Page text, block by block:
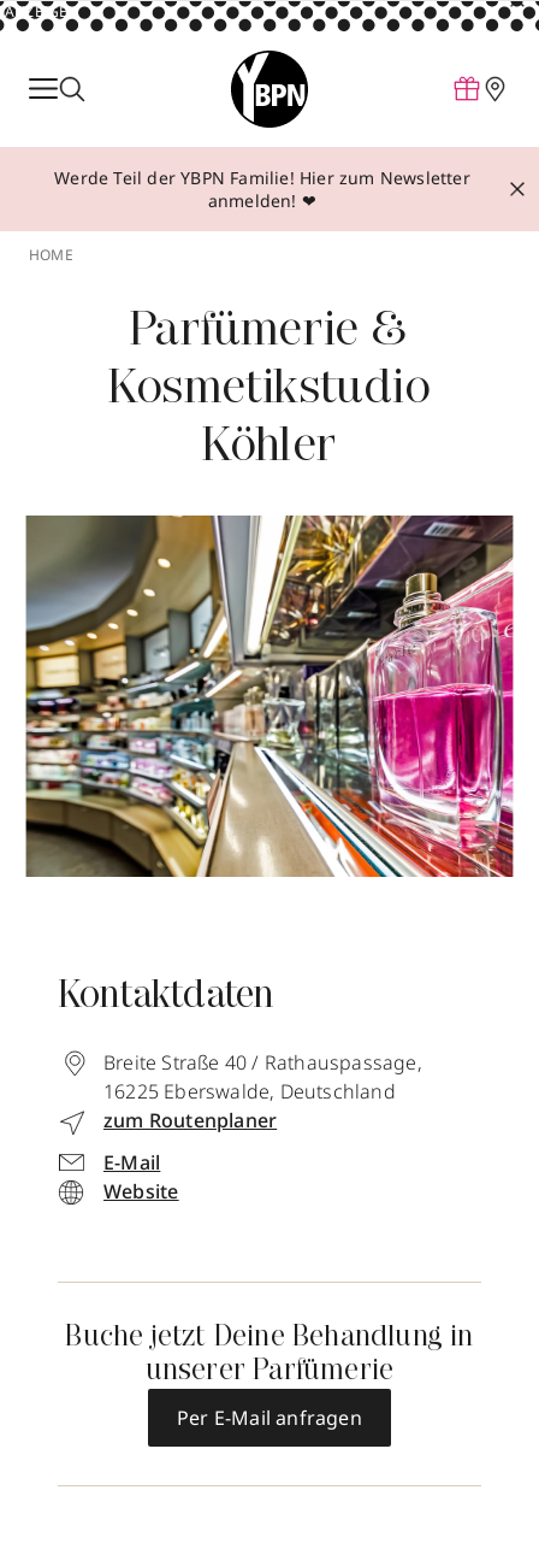
ANZEIGE
Parfum
Make-up
Behandlungen
Über YBPN
Aktionen
Storefinder
Werde Teil der YBPN Familie! Hier zum Newsletter
anmelden! ❤
HOME
Parfümerie &
Kosmetikstudio
Köhler
Kontaktdaten
Breite Straße 40 / Rathauspassage,
16225 Eberswalde, Deutschland
zum Routenplaner
E-Mail
Website
Buche jetzt Deine Behandlung in
unserer Parfümerie
Per E-Mail anfragen